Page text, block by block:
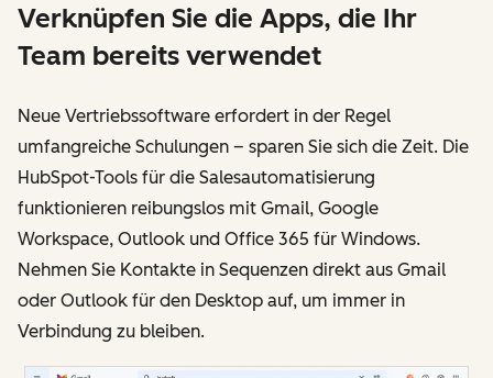
Verknüpfen Sie die Apps, die Ihr
Team bereits verwendet
Neue Vertriebssoftware erfordert in der Regel
umfangreiche Schulungen – sparen Sie sich die Zeit. Die
HubSpot-Tools für die Salesautomatisierung
funktionieren reibungslos mit Gmail, Google
Workspace, Outlook und Office 365 für Windows.
Nehmen Sie Kontakte in Sequenzen direkt aus Gmail
oder Outlook für den Desktop auf, um immer in
Verbindung zu bleiben.